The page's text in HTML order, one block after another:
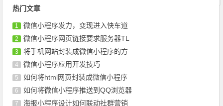
热门文章
1 微信小程序发力，变现进入快车道
2 微信小程序网页链接要求服务器TL
3 将手机网站封装成微信小程序的方
4 微信小程序应用开发技巧
5 如何将html网页封装成微信小程序
6 如何将微信小程序推送到QQ浏览器
7 海报小程序设计如何联动社群营销